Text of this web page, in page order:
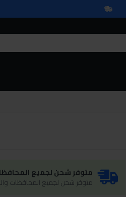
متوفر شحن لجميع
متوفر شحن لجميع المحافظات